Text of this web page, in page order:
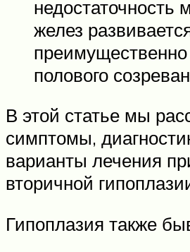
недостаточность
желез
полового
В этой статье мы
симптомы,
варианты лечения
вторичной
Гипоплазия также